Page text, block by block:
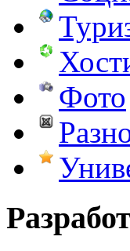
Фото